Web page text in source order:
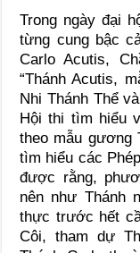
Trong ngày đại
từng cung bậc
Carlo Acutis,
“Thánh Acutis,
Nhi Thánh Thể
Hội thi tìm hiểu
theo mẫu gương
tìm hiểu các
được rằng,
nên như Thánh
thực trước hết
Côi, tham dự